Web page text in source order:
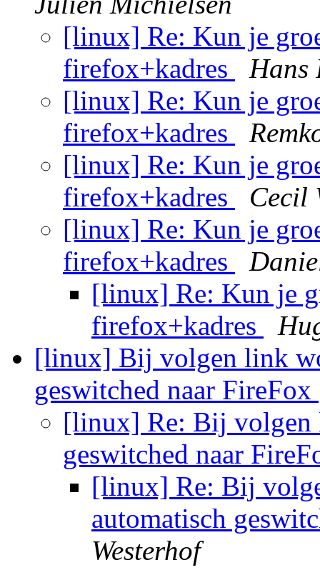
[linux] Re: Kun je
firefox+kadres
Hans
[linux] Re: Kun je
firefox+kadres
[linux] Re: Kun je
firefox+kadres
Cecil
[linux] Re: Kun je
firefox+kadres
[linux] Re: Kun je
firefox+kadres
[linux] Bij volgen link
geswitched naar FireFox
[linux] Re: Bij volgen
geswitched naar
[linux] Re: Bij
automatisch
Westerhof